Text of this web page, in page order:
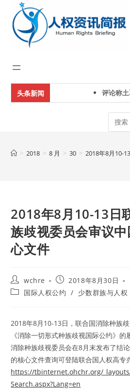
content
头条新闻 评论称
Search
> 2018 > 8 月 > 30 > 2018年8月10-
2018年8月10-13日
族歧视委员会审议
心文件
Post
author:
wchre
Post
published:
2018年8月30日
Post国际人权公约 / 少数群族与人权
2018年8月10-13日，联合国消除种族
《消除一切形式种族歧视国际公约》
消除种族歧视委员会在8月末发布了结
的核心文件查询可登陆联合国人权高专
https://tbinternet.ohchr.org/
Search.aspx?Lang=en